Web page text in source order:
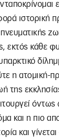
ιστορική
εκτός κάθε
η ατομική-
της
και η πιο
και